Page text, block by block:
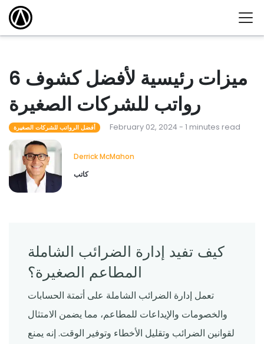
6 ميزات رئيسية لأفضل كشوف
رواتب للشركات الصغيرة
أفضل الرواتب للشركات الصغيرة February 02, 2024 - 1 minutes read
Derrick McMahon
كاتب
كيف تفيد إدارة الضرائب الشاملة
المطاعم الصغيرة؟
تعمل إدارة الضرائب الشاملة على أتمتة الحسابات
والخصومات والإيداعات للمطاعم، مما يضمن الامتثال
لقوانين الضرائب وتقليل الأخطاء وتوفير الوقت. إنه يمنع